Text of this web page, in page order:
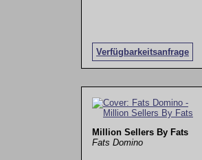
Verfügbarkeitsanfrage
Million Sellers By Fats
Fats Domino